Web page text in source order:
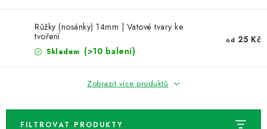
Kontaktujte nás
O nás - kdo jsme?
Hodnocení obchodu
Podmínky ochrany osobních údajů
Růžky (nosánky) 14mm | Vatové tvary ke
tvoření
Skladem (>10 balení)
od 25 Kč
Zobrazit více produktů
FILTROVAT PRODUKTY